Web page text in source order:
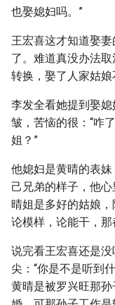
也娶媳妇吗。”
王宏喜这才知道娶
了。难道真没办法
转换，娶了人家姑娘
李发全看她提到娶
皱，苦恼的很：“咋
姐？”
他媳妇是黄晴的表
己兄弟的样子，他
晴姐是多好的姑娘，
论模样，论能干，
说完看王宏喜还是
尖：“你是不是听到
黄晴是被罗兴旺那